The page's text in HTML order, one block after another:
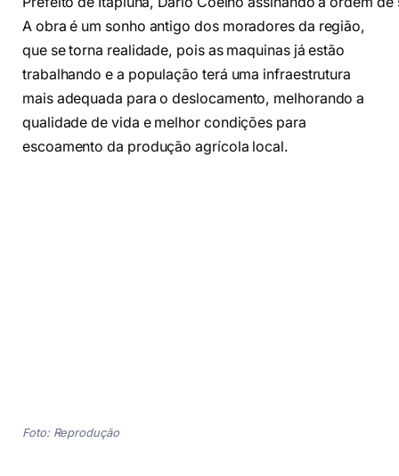
A obra é um sonho antigo dos moradores da região,
que se torna realidade, pois as maquinas já estão
trabalhando e a população terá uma infraestrutura
mais adequada para o deslocamento, melhorando a
qualidade de vida e melhor condições para
escoamento da produção agrícola local.
Foto: Reprodução